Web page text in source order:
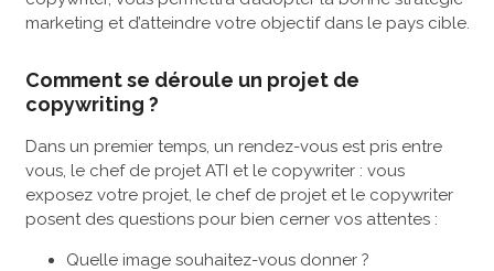
marketing et d’atteindre votre objectif dans le pays cible.
Comment se déroule un projet de
copywriting ?
Dans un premier temps, un rendez-vous est pris entre
vous, le chef de projet ATI et le copywriter : vous
exposez votre projet, le chef de projet et le copywriter
posent des questions pour bien cerner vos attentes :
Quelle image souhaitez-vous donner ?